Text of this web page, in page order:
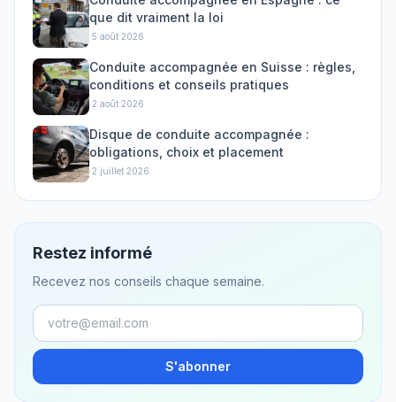
que dit vraiment la loi
·5 août 2026
Conduite accompagnée en Suisse : règles,
conditions et conseils pratiques
·2 août 2026
Disque de conduite accompagnée :
obligations, choix et placement
·2 juillet 2026
Restez informé
Recevez nos conseils chaque semaine.
S'abonner